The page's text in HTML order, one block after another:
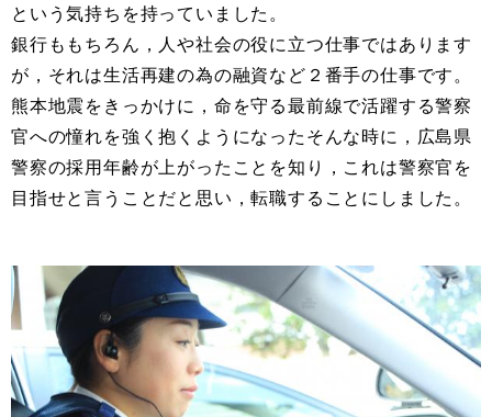
という気持ちを持っていました。
銀行ももちろん，人や社会の役に立つ仕事ではあります
が，それは生活再建の為の融資など２番手の仕事です。
熊本地震をきっかけに，命を守る最前線で活躍する警察
官への憧れを強く抱くようになったそんな時に，広島県
警察の採用年齢が上がったことを知り，これは警察官を
目指せと言うことだと思い，転職することにしました。